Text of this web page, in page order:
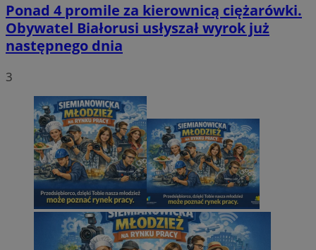
Ponad 4 promile za kierownicą ciężarówki.
Obywatel Białorusi usłyszał wyrok już
następnego dnia
3